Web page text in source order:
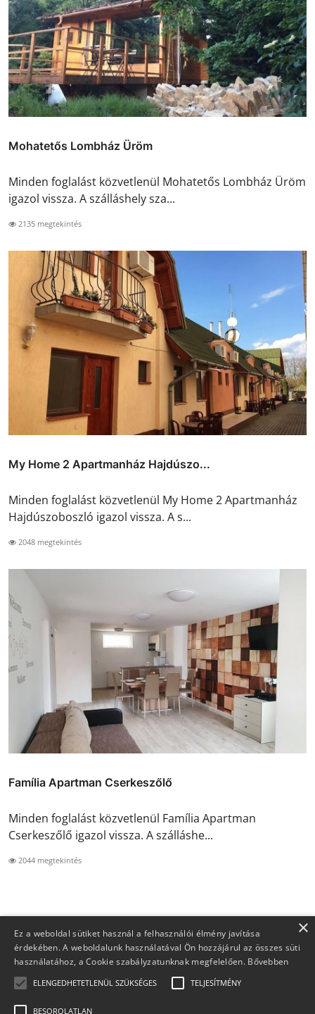
Mohatetős Lombház Üröm
Minden foglalást közvetlenül Mohatetős Lombház Üröm
igazol vissza. A szálláshely sza...
2135 megtekintés
My Home 2 Apartmanház Hajdúszo...
Minden foglalást közvetlenül My Home 2 Apartmanház
Hajdúszoboszló igazol vissza. A s...
2048 megtekintés
Família Apartman Cserkeszőlő
Minden foglalást közvetlenül Família Apartman
Cserkeszőlő igazol vissza. A szálláshe...
2044 megtekintés
×
Ez a weboldal sütiket használ a felhasználói élmény javítása
érdekében. A weboldalunk használatával Ön hozzájárul az összes süti
használatához, a Cookie szabályzatunknak megfelelően. Bővebben
ELENGEDHETETLENÜL SZÜKSÉGES TELJESÍTMÉNY
BESOROLATLAN